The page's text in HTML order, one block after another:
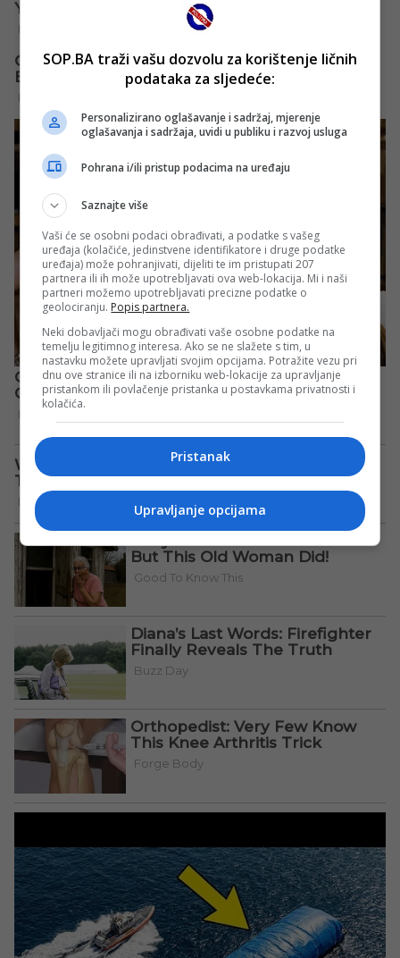
SOP.BA traži vašu dozvolu za korištenje ličnih
podataka za sljedeće:
Personalizirano oglašavanje i sadržaj, mjerenje
oglašavanja i sadržaja, uvidi u publiku i razvoj usluga
Pohrana i/ili pristup podacima na uređaju
Saznajte više
Vaši će se osobni podaci obrađivati, a podatke s vašeg
uređaja (kolačiće, jedinstvene identifikatore i druge podatke
uređaja) može pohranjivati, dijeliti te im pristupati 207
partnera ili ih može upotrebljavati ova web-lokacija. Mi i naši
partneri možemo upotrebljavati precizne podatke o
geolociranju. Popis partnera.
Neki dobavljači mogu obrađivati vaše osobne podatke na
temelju legitimnog interesa. Ako se ne slažete s tim, u
nastavku možete upravljati svojim opcijama. Potražite vezu pri
dnu ove stranice ili na izborniku web-lokacije za upravljanje
pristankom ili povlačenje pristanka u postavkama privatnosti i
kolačića.
Pristanak
Upravljanje opcijama